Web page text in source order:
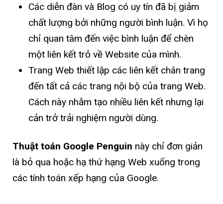
Các diễn đàn và Blog có uy tín đã bị giảm
chất lượng bởi những người bình luận. Vì họ
chỉ quan tâm đến việc bình luận để chèn
một liên kết trỏ về Website của mình.
Trang Web thiết lập các liên kết chân trang
đến tất cả các trang nội bộ của trang Web.
Cách này nhằm tạo nhiều liên kết nhưng lại
cản trở trải nghiệm người dùng.
Thuật toán Google Penguin này chỉ đơn giản
là bỏ qua hoặc hạ thứ hạng Web xuống trong
các tính toán xếp hạng của Google.